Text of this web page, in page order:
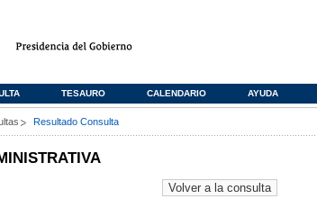
TESAURO CALENDARIO AYUDA
Resultado Consulta